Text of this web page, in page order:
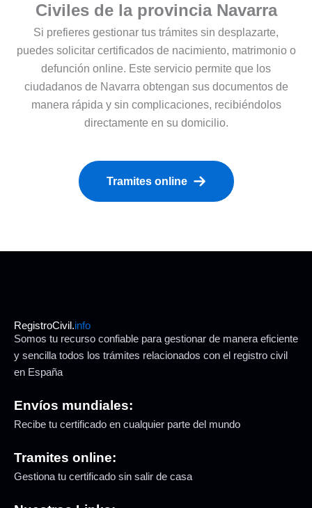
Civiles de la provincia Navarra
Si prefieres gestionar tus trámites sin desplazarte,
puedes solicitar certificados de nacimiento, matrimonio o
defunción online. Este servicio permite que los
ciudadanos de Navarra obtengan sus documentos de
manera rápida y sin complicaciones, recibiéndolos
directamente en su domicilio.
Tramites online
RegistroCivil.info
Somos tu recurso confiable para gestionar de manera eficiente
y sencilla todos los trámites relacionados con el registro civil
en España
Envíos mundiales:
Recibe tu certificado en cualquier parte del mundo
Tramites online:
Gestiona tu certificado sin salir de casa